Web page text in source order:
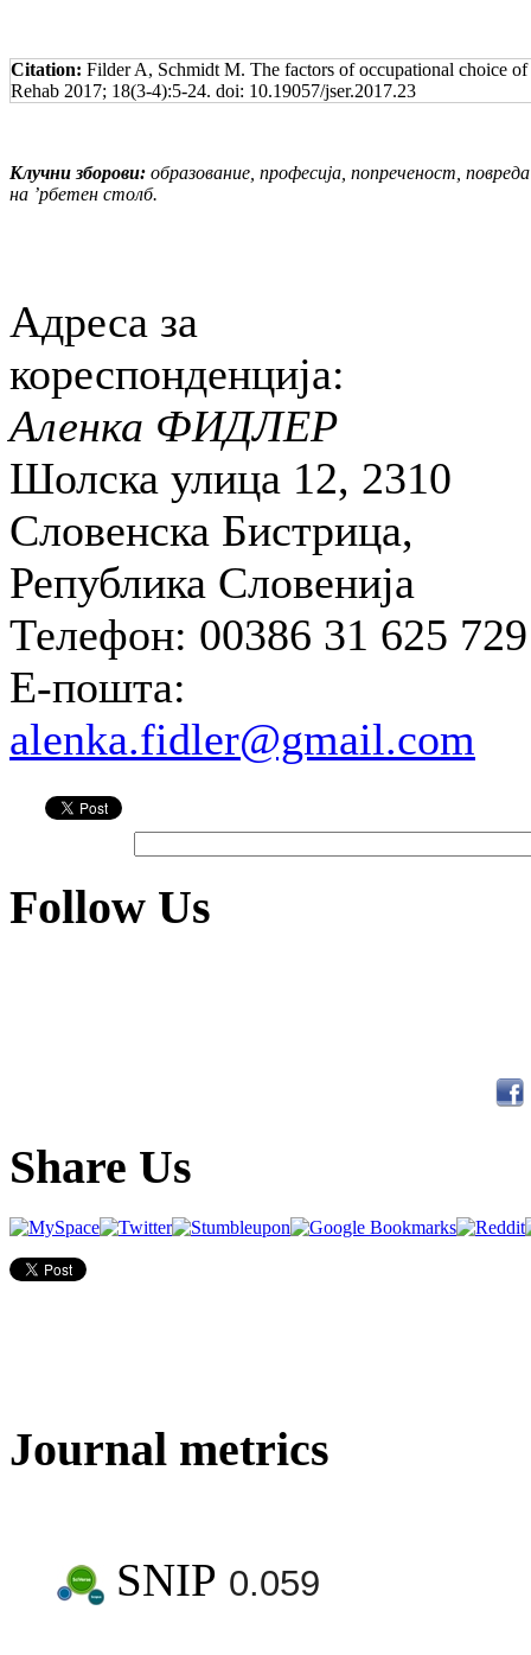
Citation: Filder A, Schmidt M. The factors of occupational choice
Rehab 2017; 18(3-4):5-24. doi: 10.19057/jser.2017.23
Клучни зборови: образование, професија, попреченост, повреда
на ’рбетен столб.
Адреса за
кореспонденција:
Аленка ФИДЛЕР
Шолска улица 12, 2310
Словенска Бистрица,
Република Словенија
Телефон: 00386 31 625 729
Е-пошта:
alenka.fidler@gmail.com
Follow Us
Share Us
Journal metrics
SNIP 0.059